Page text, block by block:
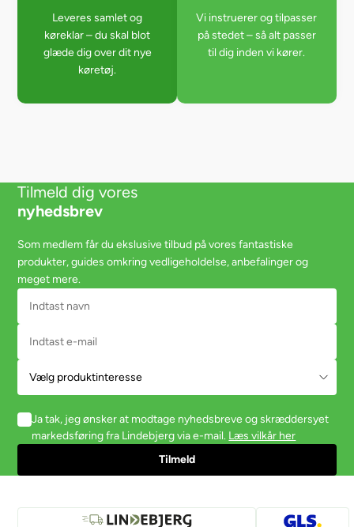
Leveres samlet og
køreklar – du skal blot
glæde dig over dit nye
køretøj.
Vi instruerer og tilpasser
på stedet – så alt passer
til dig inden vi kører.
Tilmeld dig vores
nyhedsbrev
Som medlem får du ekslusive tilbud på vores fantastiske
produkter, guides omkring vedligeholdelse, anbefalinger og
meget mere.
Ja tak, jeg ønsker at modtage nyhedsbreve og skræddersyet
markedsføring fra Lindebjerg via e-mail. Læs vilkår her